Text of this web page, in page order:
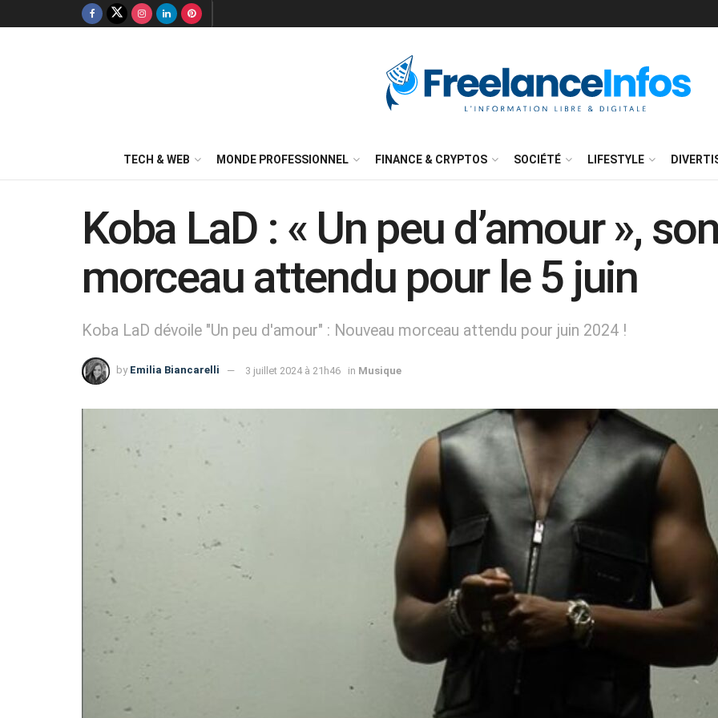
TECH & WEB MONDE PROFESSIONNEL FINANCE & CRYPTOS SOCIÉTÉ LIFESTYLE
Koba LaD : « Un peu d’amour »,
morceau attendu pour le 5 juin
Koba LaD dévoile "Un peu d'amour" : Nouveau morceau attendu pour juin 2024 !
by Emilia Biancarelli 3 juillet 2024 à 21h46 in Musique